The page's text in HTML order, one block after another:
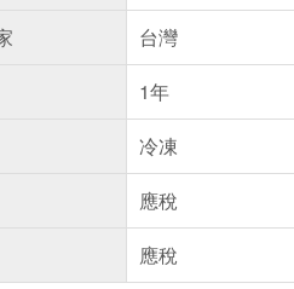
台灣
1年
冷凍
應稅
應稅